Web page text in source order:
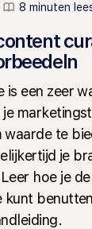
8 minuten
is een zeer
waarde te
je
hoe je
kunt